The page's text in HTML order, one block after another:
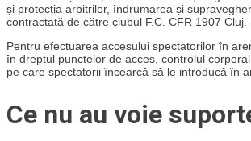
și protecția arbitrilor, îndrumarea și
contractată de către clubul F.C. CFR 1907 Cluj.
Pentru efectuarea accesului spectatorilor în
în dreptul punctelor de acces, controlul
pe care spectatorii încearcă să le introducă în
Ce nu au voie